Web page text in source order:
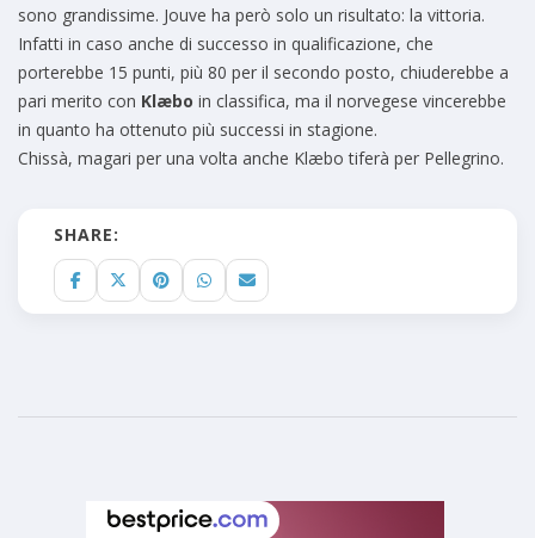
sono grandissime. Jouve ha però solo un risultato: la vittoria.
Infatti in caso anche di successo in qualificazione, che
porterebbe 15 punti, più 80 per il secondo posto, chiuderebbe a
pari merito con Klæbo in classifica, ma il norvegese vincerebbe
in quanto ha ottenuto più successi in stagione.
Chissà, magari per una volta anche Klæbo tiferà per Pellegrino.
SHARE: